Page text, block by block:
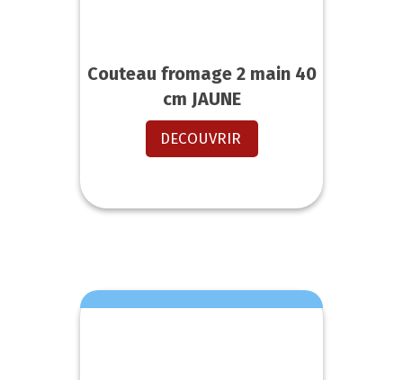
Couteau fromage 2 main 40
cm JAUNE
DECOUVRIR